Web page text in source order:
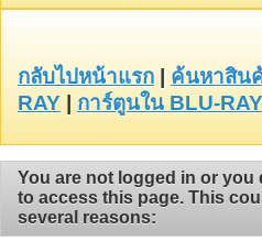
กลับไปหน้าแรก ค้นหาสิน
RAY
การ์ตูนใน BLU-RAY
You are not logged in or
to access this page. This
several reasons: